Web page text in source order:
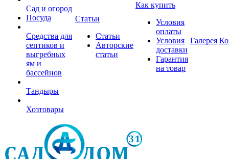
Сад и огород
Посуда
Средства для
септиков и
выгребных
ям и
бассейнов
Тандыры
Хозтовары
Статьи
Статьи
Авторские
статьи
Как купить
Условия
оплаты
Условия
доставки
Гарантия
на товар
Галерея